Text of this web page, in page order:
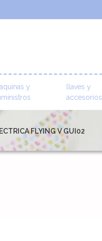
y
llaves y
accesorios
FLYING V GUI02